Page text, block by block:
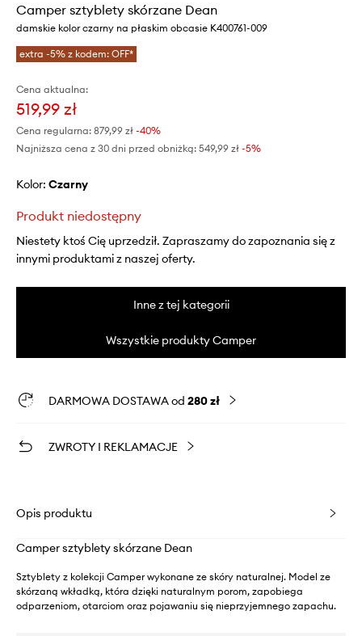
Camper sztyblety skórzane Dean
damskie kolor czarny na płaskim obcasie K400761-009
extra -5% z kodem: OFF*
Cena aktualna:
519,99 zł
Cena regularna: 879,99 zł -40%
Najniższa cena z 30 dni przed obniżką: 549,99 zł -5%
Kolor: czarny
Produkt niedostępny
Niestety ktoś Cię uprzedził. Zapraszamy do zapoznania się z
innymi produktami z naszej oferty.
Inne z tej kategorii
Wszystkie produkty Camper
DARMOWA DOSTAWA od 280 zł
ZWROTY I REKLAMACJE
Opis produktu
Camper sztyblety skórzane Dean
Sztyblety z kolekcji Camper wykonane ze skóry naturalnej. Model ze
skórzaną wkładką, która dzięki naturalnym porom, zapobiega
odparzeniom, otarciom oraz pojawaniu się nieprzyjemnego zapachu.